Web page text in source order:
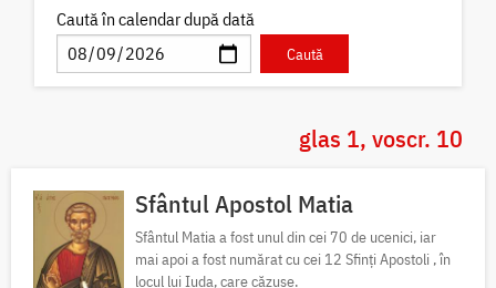
Caută în calendar după dată
glas 1, voscr. 10
Sfântul Apostol Matia
Sfântul Matia a fost unul din cei 70 de ucenici, iar
mai apoi a fost numărat cu cei 12 Sfinți Apostoli , în
locul lui Iuda, care căzuse.